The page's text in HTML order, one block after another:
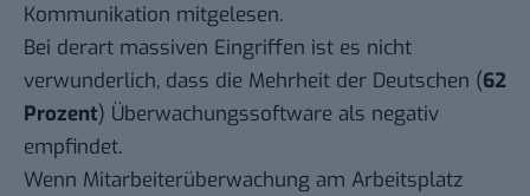
Kommunikation mitgelesen.
Bei derart massiven Eingriffen ist es nicht
verwunderlich, dass die Mehrheit der Deutschen (62
Prozent) Überwachungssoftware als negativ
empfindet.
Wenn Mitarbeiterüberwachung am Arbeitsplatz